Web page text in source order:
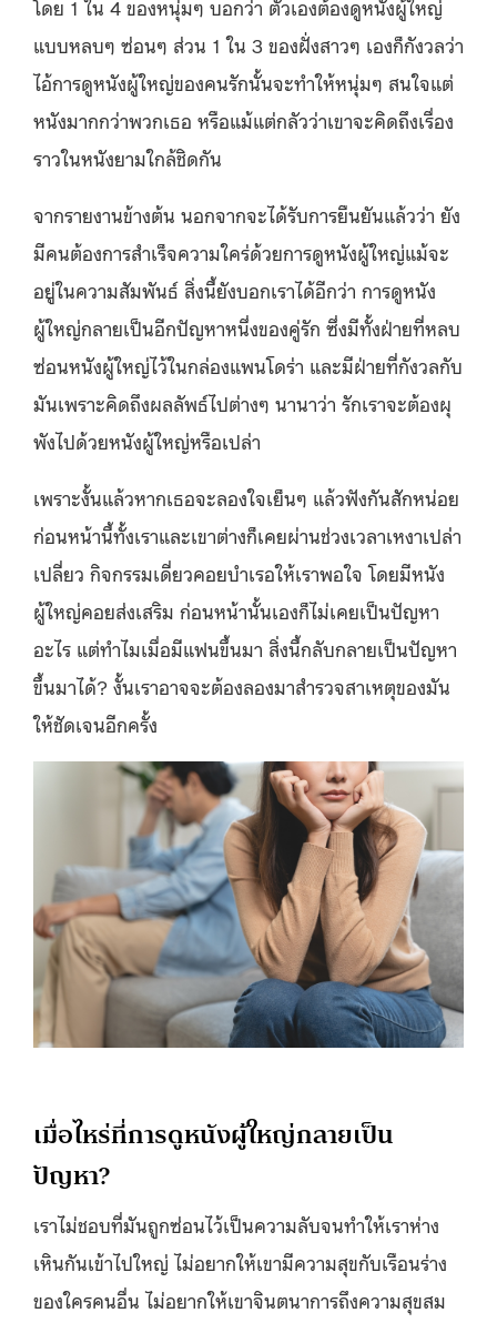
โดย 1 ใน 4 ของหนุ่มๆ บอกว่า ตัวเองต้องดูหนังผู้ใหญ่
แบบหลบๆ ซ่อนๆ ส่วน 1 ใน 3 ของฝั่งสาวๆ เองก็กังวลว่า
ไอ้การดูหนังผู้ใหญ่ของคนรักนั้นจะทำให้หนุ่มๆ สนใจแต่
หนังมากกว่าพวกเธอ หรือแม้แต่กลัวว่าเขาจะคิดถึงเรื่อง
ราวในหนังยามใกล้ชิดกัน
จากรายงานข้างต้น นอกจากจะได้รับการยืนยันแล้วว่า ยัง
มีคนต้องการสำเร็จความใคร่ด้วยการดูหนังผู้ใหญ่แม้จะ
อยู่ในความสัมพันธ์ สิ่งนี้ยังบอกเราได้อีกว่า การดูหนัง
ผู้ใหญ่กลายเป็นอีกปัญหาหนึ่งของคู่รัก ซึ่งมีทั้งฝ่ายที่หลบ
ซ่อนหนังผู้ใหญ่ไว้ในกล่องแพนโดร่า และมีฝ่ายที่กังวลกับ
มันเพราะคิดถึงผลลัพธ์ไปต่างๆ นานาว่า รักเราจะต้องผุ
พังไปด้วยหนังผู้ใหญ่หรือเปล่า
เพราะงั้นแล้วหากเธอจะลองใจเย็นๆ แล้วฟังกันสักหน่อย
ก่อนหน้านี้ทั้งเราและเขาต่างก็เคยผ่านช่วงเวลาเหงาเปล่า
เปลี่ยว กิจกรรมเดี่ยวคอยบำเรอให้เราพอใจ โดยมีหนัง
ผู้ใหญ่คอยส่งเสริม ก่อนหน้านั้นเองก็ไม่เคยเป็นปัญหา
อะไร แต่ทำไมเมื่อมีแฟนขึ้นมา สิ่งนี้กลับกลายเป็นปัญหา
ขึ้นมาได้? งั้นเราอาจจะต้องลองมาสำรวจสาเหตุของมัน
ให้ชัดเจนอีกครั้ง
เมื่อไหร่ที่การดูหนังผู้ใหญ่กลายเป็น
ปัญหา?
เราไม่ชอบที่มันถูกซ่อนไว้เป็นความลับจนทำให้เราห่าง
เหินกันเข้าไปใหญ่ ไม่อยากให้เขามีความสุขกับเรือนร่าง
ของใครคนอื่น ไม่อยากให้เขาจินตนาการถึงความสุขสม